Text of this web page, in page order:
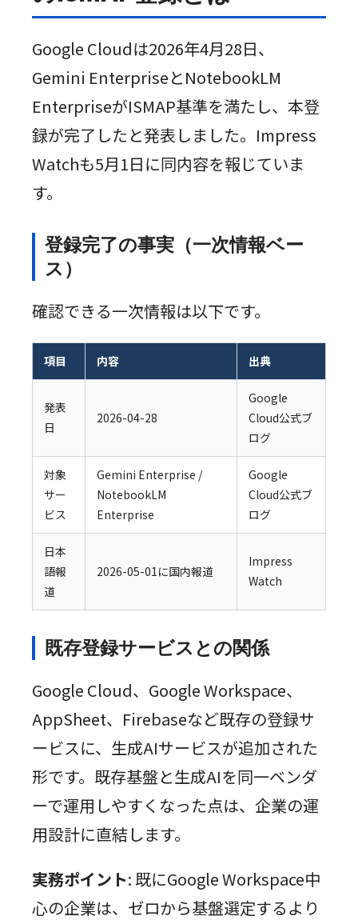
Google Cloudは2026年4月28日、
Gemini EnterpriseとNotebookLM
EnterpriseがISMAP基準を満たし、本登
録が完了したと発表しました。Impress
Watchも5月1日に同内容を報じていま
す。
登録完了の事実（一次情報ベー
ス）
確認できる一次情報は以下です。
項目 内容 出典
発表
日
2026-04-28
Google
Cloud公式ブ
ログ
対象
サー
ビス
Gemini Enterprise /
NotebookLM
Enterprise
Google
Cloud公式ブ
ログ
日本
語報
道
2026-05-01に国内報道
Impress
Watch
既存登録サービスとの関係
Google Cloud、Google Workspace、
AppSheet、Firebaseなど既存の登録サ
ービスに、生成AIサービスが追加された
形です。既存基盤と生成AIを同一ベンダ
ーで運用しやすくなった点は、企業の運
用設計に直結します。
実務ポイント: 既にGoogle Workspace中
心の企業は、ゼロから基盤選定するより